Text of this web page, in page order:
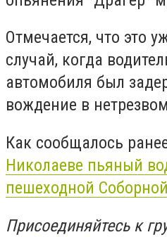
Отмечается, что это
случай, когда
автомобиля был
вождение в
Как сообщалось
Николаеве пьяный
пешеходной
Присоединяйтесь к